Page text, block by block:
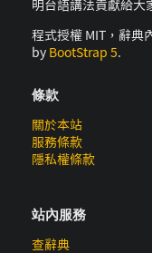
明台語講法貢獻給大
程式授權 MIT，辭典
by BootStrap 5.
條款
關於本站
服務條款
隱私權條款
站內服務
查辭典